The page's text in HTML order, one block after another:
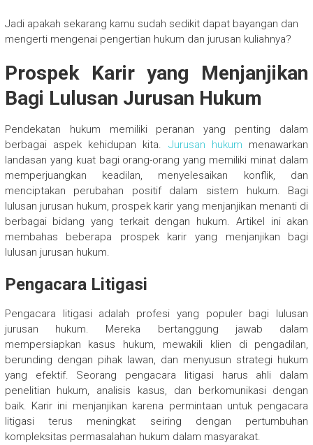
Jadi apakah sekarang kamu sudah sedikit dapat bayangan dan
mengerti mengenai pengertian hukum dan jurusan kuliahnya?
Prospek Karir yang Menjanjikan
Bagi Lulusan Jurusan Hukum
Pendekatan hukum memiliki peranan yang penting dalam
berbagai aspek kehidupan kita. Jurusan hukum menawarkan
landasan yang kuat bagi orang-orang yang memiliki minat dalam
memperjuangkan keadilan, menyelesaikan konflik, dan
menciptakan perubahan positif dalam sistem hukum. Bagi
lulusan jurusan hukum, prospek karir yang menjanjikan menanti di
berbagai bidang yang terkait dengan hukum. Artikel ini akan
membahas beberapa prospek karir yang menjanjikan bagi
lulusan jurusan hukum.
Pengacara Litigasi
Pengacara litigasi adalah profesi yang populer bagi lulusan
jurusan hukum. Mereka bertanggung jawab dalam
mempersiapkan kasus hukum, mewakili klien di pengadilan,
berunding dengan pihak lawan, dan menyusun strategi hukum
yang efektif. Seorang pengacara litigasi harus ahli dalam
penelitian hukum, analisis kasus, dan berkomunikasi dengan
baik. Karir ini menjanjikan karena permintaan untuk pengacara
litigasi terus meningkat seiring dengan pertumbuhan
kompleksitas permasalahan hukum dalam masyarakat.